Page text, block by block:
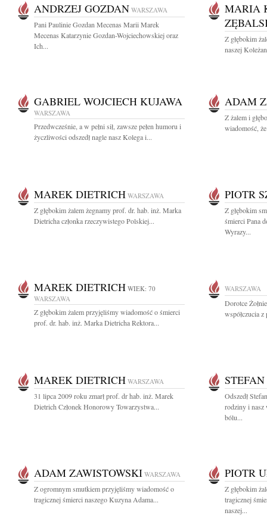
ANDRZEJ GOZDAN WARSZAWA
Pani Paulinie Gozdan Mecenas Marii Marek
Mecenas Katarzynie Gozdan-Wojciechowskiej oraz
Ich...
MARIA
Z głębokim
naszej
GABRIEL WOJCIECH KUJAWA
WARSZAWA
Przedwcześnie, a w pełni sił, zawsze pełen humoru i
życzliwości odszedł nagle nasz Kolega i...
ADAM
Z żalem i
wiadomość,
MAREK DIETRICH WARSZAWA
Z głębokim żalem żegnamy prof. dr. hab. inż. Marka
Dietricha członka rzeczywistego Polskiej...
PIOTR
Z głębokim
śmierci Pana
Wyrazy...
MAREK DIETRICH WIEK: 70
WARSZAWA
Z głębokim żalem przyjęliśmy wiadomość o śmierci
prof. dr. hab. inż. Marka Dietricha Rektora...
WARSZAWA
Dorotce
współczucia
MAREK DIETRICH WARSZAWA
31 lipca 2009 roku zmarł prof. dr hab. inż. Marek
Dietrich Członek Honorowy Towarzystwa...
Odszedł
rodziny i nasz
bólu...
ADAM ZAWISTOWSKI WARSZAWA
Z ogromnym smutkiem przyjęliśmy wiadomość o
tragicznej śmierci naszego Kuzyna Adama...
PIOTR
Z głębokim
tragicznej
naszej...